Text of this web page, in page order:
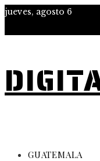
jueves, agosto 6
GUATEMALA